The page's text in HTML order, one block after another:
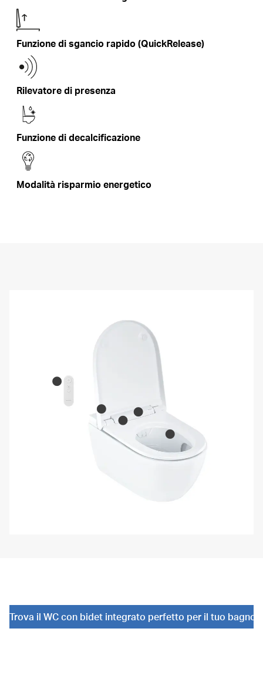
Funzione di sgancio rapido (QuickRelease)
Rilevatore di presenza
Funzione di decalcificazione
Modalità risparmio energetico
Trova il WC con bidet integrato perfetto per il tuo bagno